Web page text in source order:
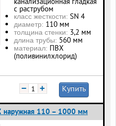
с раструбом
класс жесткости: SN 4
диаметр: 110 мм
толщина стенки: 3,2 мм
длина трубы: 560 мм
материал: ПВХ
(поливинилхлорид)
− + Купить
наружная 110 – 1000 мм